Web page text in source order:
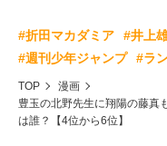
#折田マカダミア #井上
#週刊少年ジャンプ
#ラ
TOP
漫画
豊玉の北野先生に翔陽の藤真
は誰？【4位から6位】